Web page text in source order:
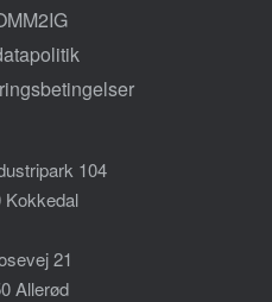
104
Kokkedal
21
Allerød